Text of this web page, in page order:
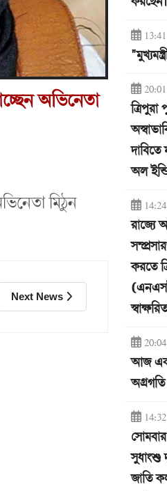
অভিনেতা
মিঠুন
Next News
অল
রাজ্যে
করতে
আজ এক
অগ্রগতি
সুধাংশু
জাতি